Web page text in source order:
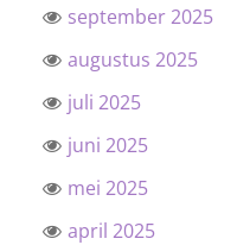
september 2025
augustus 2025
juli 2025
juni 2025
mei 2025
april 2025